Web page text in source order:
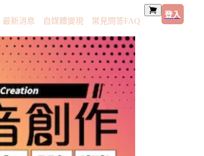
最新消息 自媒體變現 常見問答FAQ
登入